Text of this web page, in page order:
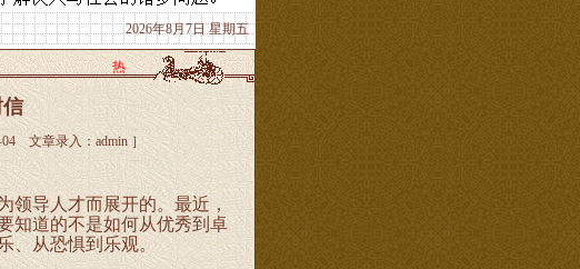
2026年8月7日 星期五
热
文章录入：admin ］
导人才而展开的。最近，
知道的不是如何从优秀到卓
、从恐惧到乐观。